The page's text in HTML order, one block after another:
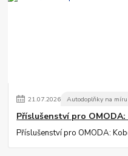
21.07.2026 Autodoplňky na
Příslušenství pro
Příslušenství pro OMODA: